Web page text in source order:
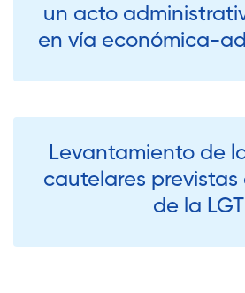
un acto
en vía económica-
Levantamiento de
cautelares previstas
de la LGT